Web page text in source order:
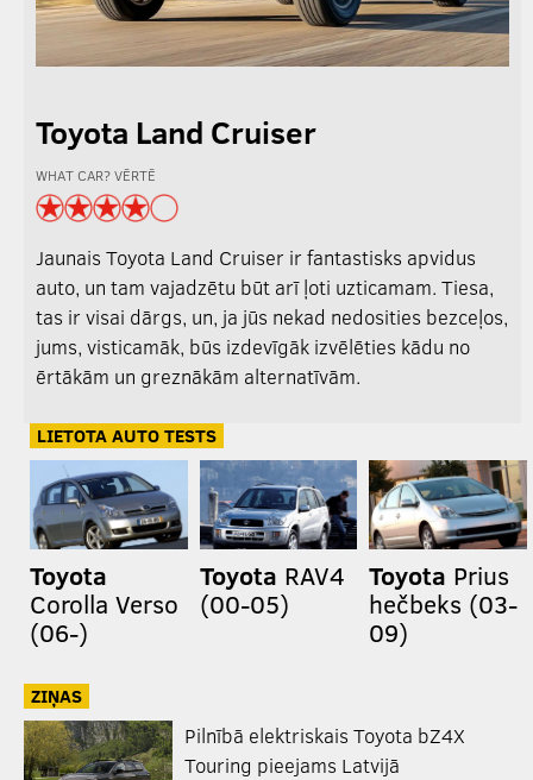
Toyota Land Cruiser
WHAT CAR? VĒRTĒ
Jaunais Toyota Land Cruiser ir fantastisks apvidus
auto, un tam vajadzētu būt arī ļoti uzticamam. Tiesa,
tas ir visai dārgs, un, ja jūs nekad nedosities bezceļos,
jums, visticamāk, būs izdevīgāk izvēlēties kādu no
ērtākām un greznākām alternatīvām.
LIETOTA AUTO TESTS
Toyota
Corolla Verso
(06-)
Toyota RAV4
(00-05)
Toyota Prius
hečbeks (03-
09)
ZIŅAS
Pilnībā elektriskais Toyota bZ4X
Touring pieejams Latvijā